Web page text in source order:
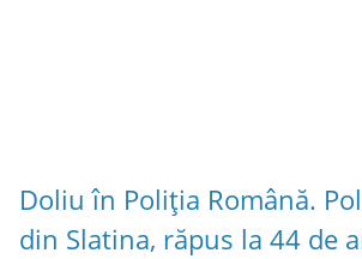
Doliu în Poliția Română.
din Slatina, răpus la 44 de